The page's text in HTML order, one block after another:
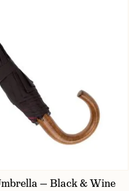
— Black & Wine